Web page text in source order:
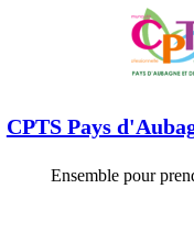
CPTS Pays
Ensemble pour